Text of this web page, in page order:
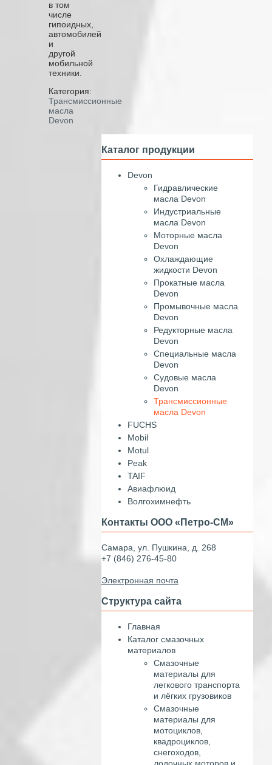
в том
числе
гипоидных,
автомобилей
и
другой
мобильной
техники.
Категория:
Трансмиссионные
масла
Devon
Каталог продукции
Devon
Гидравлические
масла Devon
Индустриальные
масла Devon
Моторные масла
Devon
Охлаждающие
жидкости Devon
Прокатные масла
Devon
Промывочные масла
Devon
Редукторные масла
Devon
Специальные масла
Devon
Судовые масла
Devon
Трансмиссионные
масла Devon
FUCHS
Mobil
Motul
Peak
TAIF
Авиафлюид
Волгохимнефть
Контакты ООО «Петро-СМ»
Самара, ул. Пушкина, д. 268
+7 (846) 276-45-80
Электронная почта
Структура сайта
Главная
Каталог смазочных
материалов
Смазочные
материалы для
легкового транспорта
и лёгких грузовиков
Смазочные
материалы для
мотоциклов,
квадроциклов,
снегоходов,
лодочных моторов и